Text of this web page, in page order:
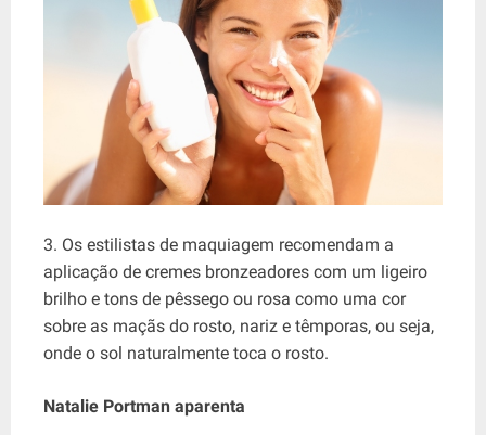
3. Os estilistas de maquiagem recomendam a
aplicação de cremes bronzeadores com um ligeiro
brilho e tons de pêssego ou rosa como uma cor
sobre as maçãs do rosto, nariz e têmporas, ou seja,
onde o sol naturalmente toca o rosto.
Natalie Portman aparenta